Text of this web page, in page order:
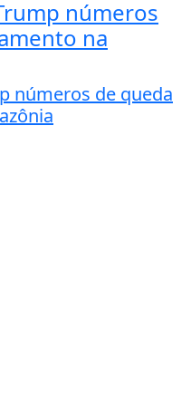
números
na
números de queda